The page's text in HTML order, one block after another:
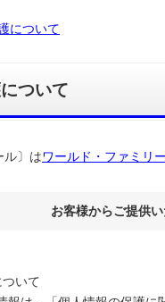
について
ついて
ル〕はワールド・ファミリ
お客様からご提供
いて